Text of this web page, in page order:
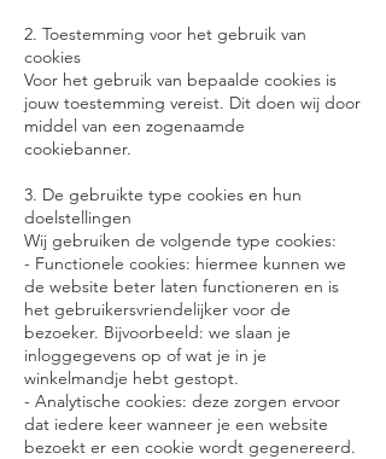
2. Toestemming voor het gebruik van
cookies
Voor het gebruik van bepaalde cookies is
jouw toestemming vereist. Dit doen wij door
middel van een zogenaamde
cookiebanner.
3. De gebruikte type cookies en hun
doelstellingen
Wij gebruiken de volgende type cookies:
- Functionele cookies: hiermee kunnen we
de website beter laten functioneren en is
het gebruikersvriendelijker voor de
bezoeker. Bijvoorbeeld: we slaan je
inloggegevens op of wat je in je
winkelmandje hebt gestopt.
- Analytische cookies: deze zorgen ervoor
dat iedere keer wanneer je een website
bezoekt er een cookie wordt gegenereerd.